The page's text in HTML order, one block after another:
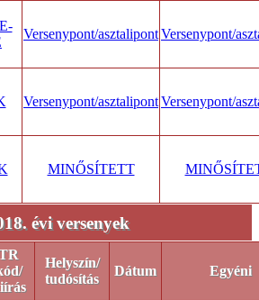
Versenypont/asztalipontVersenypont/
Versenypont/asztalipontVersenypont/
MINŐSÍTETT
évi versenyek
Helyszín/
tudósítás
Dátum Egyéni